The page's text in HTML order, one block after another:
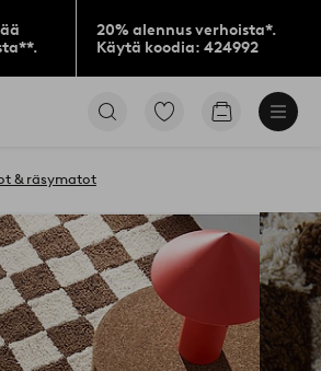
20% alennus verhoista*.
Käytä koodia: 424992
Siirry
Siirry
& räsymatot